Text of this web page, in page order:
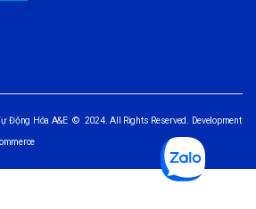
Động Hóa A&E © 2024. All Rights Reserved. Development